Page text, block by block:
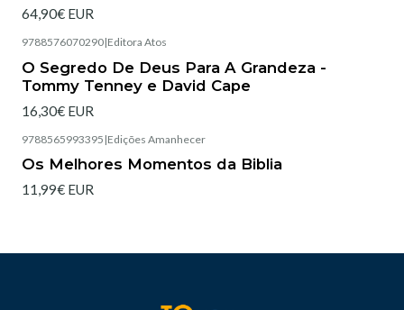
64,90€ EUR
9788576070290|Editora Atos
O Segredo De Deus Para A Grandeza -
Tommy Tenney e David Cape
16,30€ EUR
9788565993395 |Edições Amanhecer
Os Melhores Momentos da Biblia
11,99€ EUR